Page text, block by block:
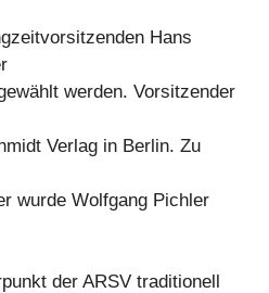
Hans
werden. Vorsitzender
Verlag in Berlin. Zu
wurde Wolfgang Pichler
der ARSV traditionell